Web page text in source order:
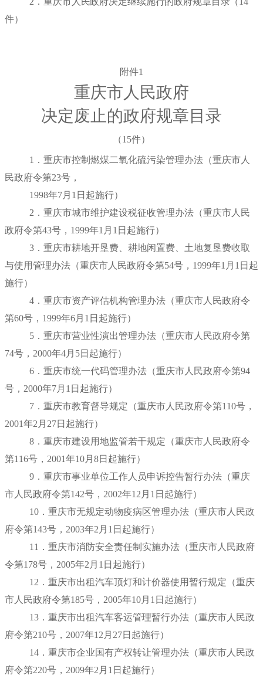
件）
附件1
重庆市人民政府
决定废止的政府规章目录
（15件）
1．重庆市控制燃煤二氧化硫污染管理办法（重庆市人
民政府令第23号，
1998年7月1日 起施行）
2．重庆市城市维护建设税征收管理办法（重庆市人民
政府令第43号， 1999年1月1日 起施行）
3．重庆市耕地开垦费、耕地闲置费、土地复垦费收取
与使用管理办法（重庆市人民政府令第54号， 1999年1月1日 起
施行）
4．重庆市资产评估机构管理办法（重庆市人民政府令
第60号， 1999年6月1日 起施行）
5．重庆市营业性演出管理办法（重庆市人民政府令第
74号， 2000年4月5日 起施行）
6．重庆市统一代码管理办法（重庆市人民政府令第94
号， 2000年7月1日 起施行）
7．重庆市教育督导规定（重庆市人民政府令第110号，
2001年2月27日 起施行）
8．重庆市建设用地监管若干规定（重庆市人民政府令
第116号， 2001年10月8日 起施行）
9．重庆市事业单位工作人员申诉控告暂行办法（重庆
市人民政府令第142号， 2002年12月1日 起施行）
10．重庆市无规定动物疫病区管理办法（重庆市人民政
府令第143号， 2003年2月1日 起施行）
11．重庆市消防安全责任制实施办法（重庆市人民政府
令第178号， 2005年2月1日 起施行）
12．重庆市出租汽车顶灯和计价器使用暂行规定（重庆
市人民政府令第185号， 2005年10月1日 起施行）
13．重庆市出租汽车客运管理暂行办法（重庆市人民政
府令第210号， 2007年12月27日 起施行）
14．重庆市企业国有产权转让管理办法（重庆市人民政
府令第220号， 2009年2月1日 起施行）